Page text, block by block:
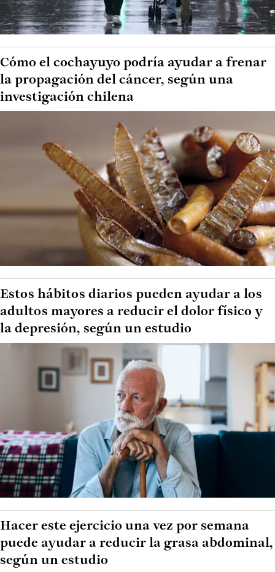
Cómo el cochayuyo podría ayudar a frenar
la propagación del cáncer, según una
investigación chilena
Estos hábitos diarios pueden ayudar a los
adultos mayores a reducir el dolor físico y
la depresión, según un estudio
Hacer este ejercicio una vez por semana
puede ayudar a reducir la grasa abdominal,
según un estudio